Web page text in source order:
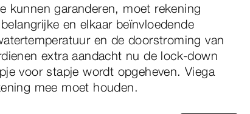
kunnen garanderen, moet rekening
en elkaar beïnvloedende
en de doorstroming van
extra aandacht nu de lock-down
voor stapje wordt opgeheven. Viega
mee moet houden.